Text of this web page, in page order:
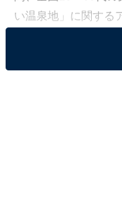
い温泉地」に関する
その中から、「秋に